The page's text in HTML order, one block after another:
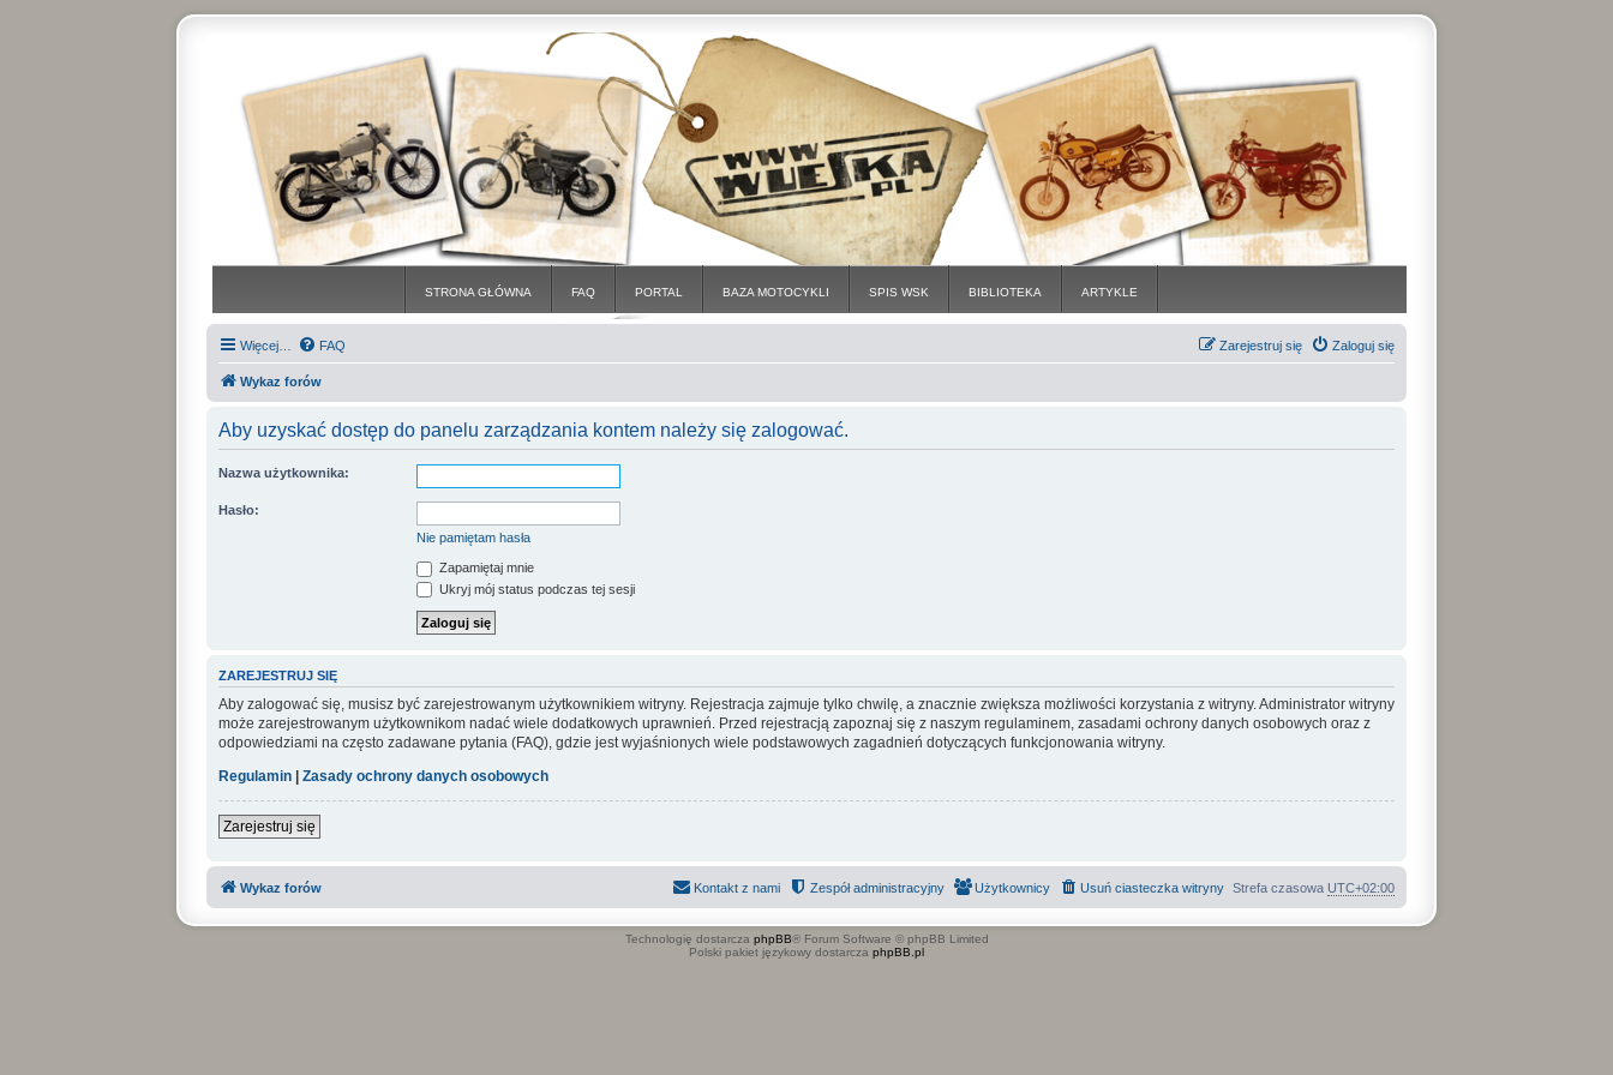
STRONA GŁÓWNA FAQ PORTAL BAZA MOTOCYKLI SPIS WSK BIBLIOTEKA ARTYKLE
Więcej… FAQ Zaloguj się
Zarejestruj się
Wykaz forów
Aby uzyskać dostęp do panelu zarządzania kontem należy się zalogować.
Nazwa użytkownika:
Hasło:
Nie pamiętam hasła
Zapamiętaj mnie
Ukryj mój status podczas tej sesji
ZAREJESTRUJ SIĘ
Aby zalogować się, musisz być zarejestrowanym użytkownikiem witryny. Rejestracja zajmuje tylko chwilę, a znacznie zwiększa możliwości korzystania z witryny. Administrator witryny
może zarejestrowanym użytkownikom nadać wiele dodatkowych uprawnień. Przed rejestracją zapoznaj się z naszym regulaminem, zasadami ochrony danych osobowych oraz z
odpowiedziami na często zadawane pytania (FAQ), gdzie jest wyjaśnionych wiele podstawowych zagadnień dotyczących funkcjonowania witryny.
Regulamin | Zasady ochrony danych osobowych
Zarejestruj się
Wykaz forów Strefa czasowa UTC+02:00
Usuń ciasteczka witryny
Użytkownicy
Zespół administracyjny
Kontakt z nami
Technologię dostarcza phpBB® Forum Software © phpBB Limited
Polski pakiet językowy dostarcza phpBB.pl